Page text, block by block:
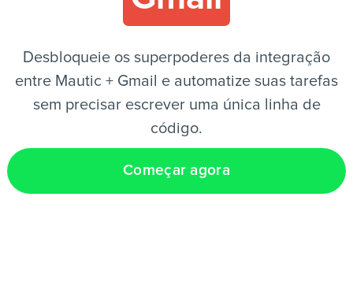
Desbloqueie os superpoderes da integração
entre Mautic + Gmail e automatize suas tarefas
sem precisar escrever uma única linha de
código.
Começar agora